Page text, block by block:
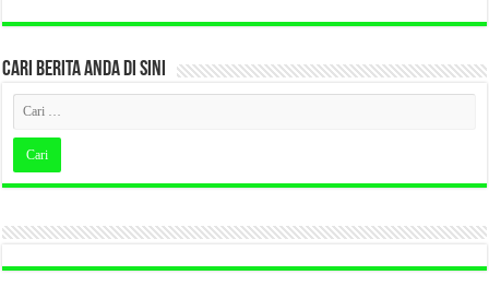
CARI BERITA ANDA DI SINI